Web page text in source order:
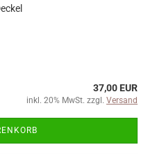
37,00 EUR
inkl. 20% MwSt. zzgl. Versand